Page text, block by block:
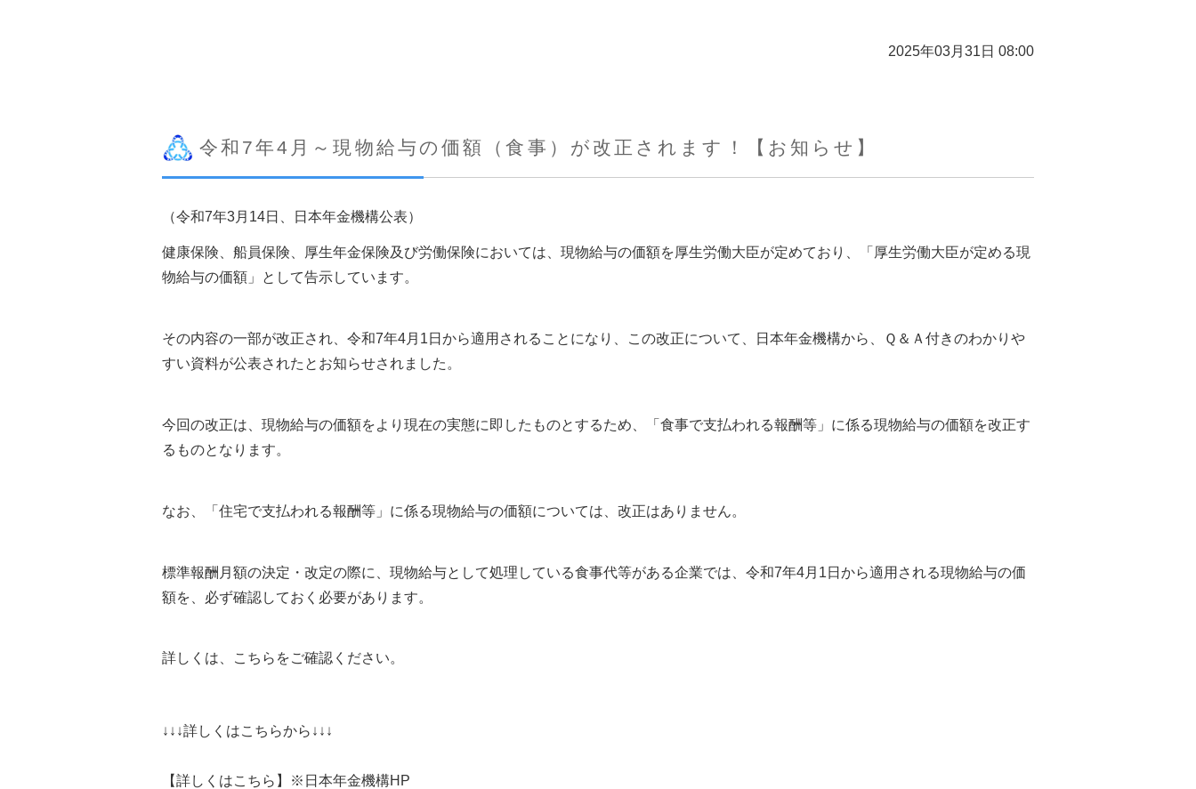
2025年03月31日 08:00
令和7年4月～現物給与の価額（食事）が改正されます！【お知らせ】
（令和7年3月14日、日本年金機構公表）
健康保険、船員保険、厚生年金保険及び労働保険においては、現物給与の価額を厚生労働大臣が定めており、「厚生労働大臣が定める現
物給与の価額」として告示しています。
その内容の一部が改正され、令和7年4月1日から適用されることになり、この改正について、日本年金機構から、Ｑ＆Ａ付きのわかりや
すい資料が公表されたとお知らせされました。
今回の改正は、現物給与の価額をより現在の実態に即したものとするため、「食事で支払われる報酬等」に係る現物給与の価額を改正す
るものとなります。
なお、「住宅で支払われる報酬等」に係る現物給与の価額については、改正はありません。
標準報酬月額の決定・改定の際に、現物給与として処理している食事代等がある企業では、令和7年4月1日から適用される現物給与の価
額を、必ず確認しておく必要があります。
詳しくは、こちらをご確認ください。
↓↓↓詳しくはこちらから↓↓↓
【詳しくはこちら】※日本年金機構HP